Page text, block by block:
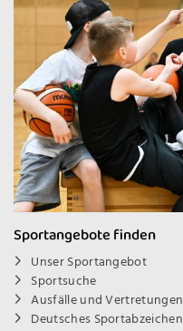
Sportangebote finden
Unser Sportangebot
Sportsuche
Ausfälle und Vertretungen
Deutsches Sportabzeichen